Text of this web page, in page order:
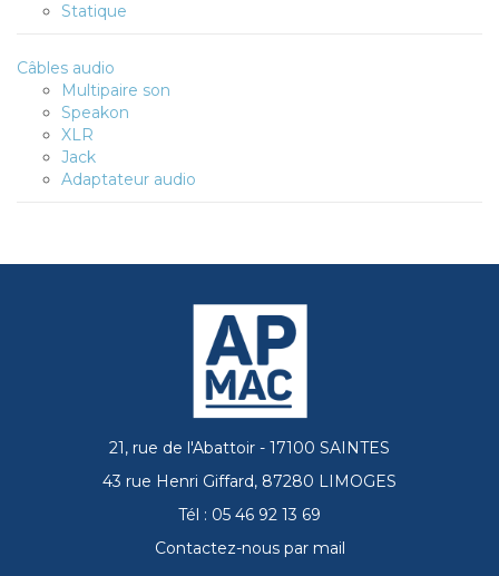
Statique
Câbles audio
Multipaire son
Speakon
XLR
Jack
Adaptateur audio
21, rue de l'Abattoir - 17100 SAINTES
43 rue Henri Giffard, 87280 LIMOGES
Tél : 05 46 92 13 69
Contactez-nous par mail